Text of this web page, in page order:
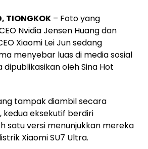
TIONGKOK – Foto yang
Nvidia Jensen Huang dan
Xiaomi Lei Jun sedang
menyebar luas di media sosial
dipublikasikan oleh Sina Hot
tampak diambil secara
eksekutif berdiri
satu versi menunjukkan mereka
Xiaomi SU7 Ultra.